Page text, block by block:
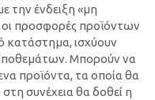
την ένδειξη «μη
οι προσφορές προϊόντων
κατάστημα, ισχύουν
Μπορούν να
προϊόντα, τα οποία θα
συνέχεια θα δοθεί η